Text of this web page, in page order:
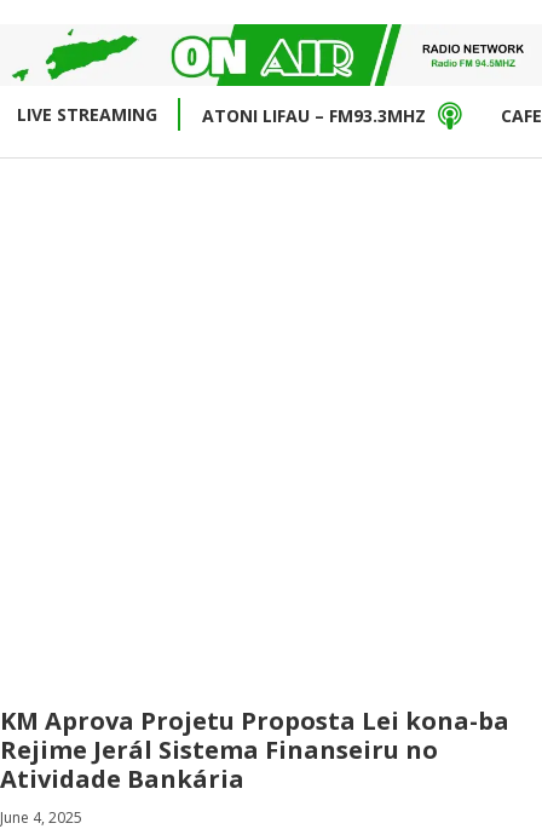
LIVE STREAMING ATONI LIFAU – FM93.3MHZ
KM Aprova Projetu Proposta Lei kona-ba
Rejime Jerál Sistema Finanseiru no
Atividade Bankária
June 4, 2025